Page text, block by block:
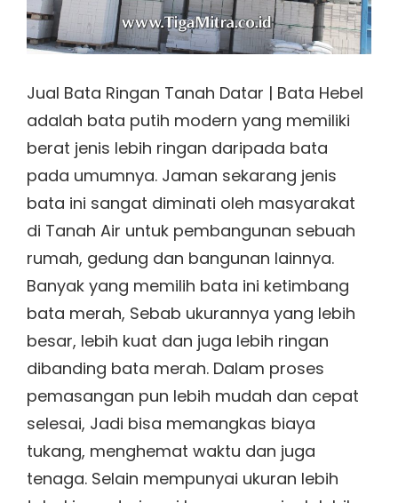
Jual Bata Ringan Tanah Datar | Bata Hebel
adalah bata putih modern yang memiliki
berat jenis lebih ringan daripada bata
pada umumnya. Jaman sekarang jenis
bata ini sangat diminati oleh masyarakat
di Tanah Air untuk pembangunan sebuah
rumah, gedung dan bangunan lainnya.
Banyak yang memilih bata ini ketimbang
bata merah, Sebab ukurannya yang lebih
besar, lebih kuat dan juga lebih ringan
dibanding bata merah. Dalam proses
pemasangan pun lebih mudah dan cepat
selesai, Jadi bisa memangkas biaya
tukang, menghemat waktu dan juga
tenaga. Selain mempunyai ukuran lebih